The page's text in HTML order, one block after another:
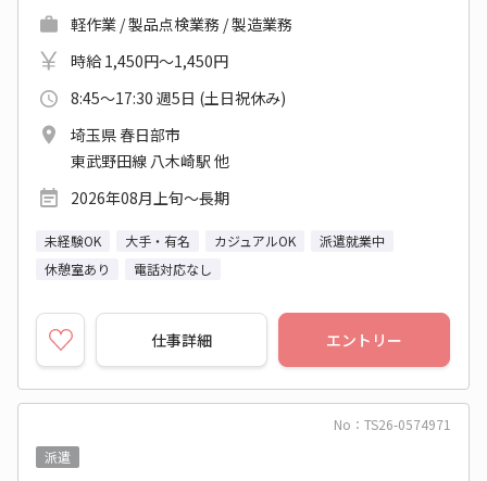
軽作業 / 製品点検業務 / 製造業務
時給 1,450円～1,450円
8:45～17:30 週5日 (土日祝休み)
埼玉県 春日部市
東武野田線 八木崎駅 他
2026年08月上旬～長期
未経験OK 大手・有名 カジュアルOK
派遣就業中
休憩室あり
電話対応なし
仕事詳細 エントリー
No：TS26-0574971
派遣